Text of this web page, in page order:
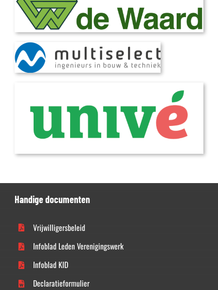
Handige documenten
Vrijwilligersbeleid
Infoblad Leden Verenigingswerk
Infoblad KID
Declaratieformulier